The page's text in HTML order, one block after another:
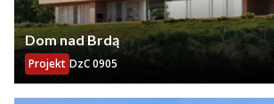
Dom nad Brdą
Projekt DzC 0905